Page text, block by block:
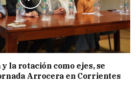
la rotación como ejes, se
Arrocera en Corrientes